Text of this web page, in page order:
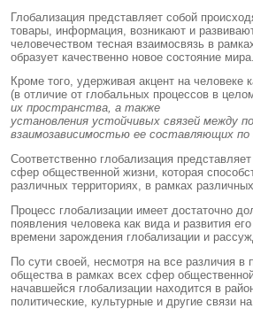
Глобализация представляет собой
товары, информация, возникают и
человечеством тесная взаимосвязь в
образует качественно новое состояние мира.
Кроме того, удерживая акцент на человеке
(в отличие от глобальных процессов в
их пространства, а также
установления устойчивых связей между
взаимозависимостью ее составляющих
Соответственно глобализация
сфер общественной жизни, которая
различных территориях, в рамках
Процесс глобализации имеет достаточно
появления человека как вида и развития
времени зарождения глобализации и
По сути своей, несмотря на все различия
общества в рамках всех сфер
начавшейся глобализации находится в
политические, культурные и другие связи